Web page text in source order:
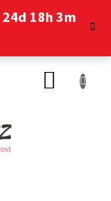
24d 18h 3m